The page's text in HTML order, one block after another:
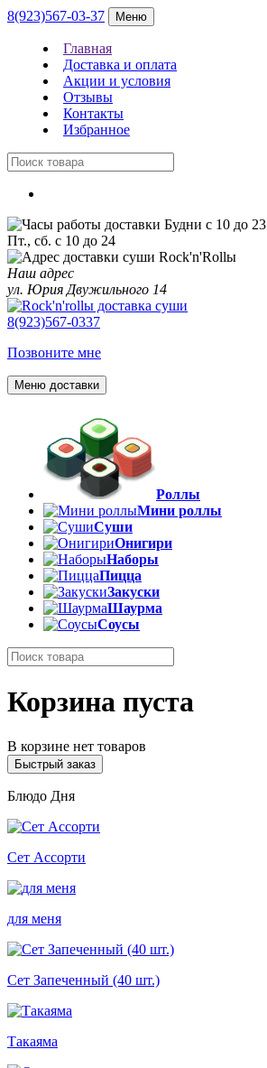
8(923)567-03-37 Меню
Главная
Доставка и оплата
Акции и условия
Отзывы
Контакты
Избранное
Будни с 10 до 23
Пт., сб. с 10 до 24
Наш адрес
ул. Юрия Двужильного 14
8(923)567-0337
Позвоните мне
Меню доставки
Роллы
Мини роллы
Суши
Онигири
Наборы
Пицца
Закуски
Шаурма
Соусы
Корзина пуста
В корзине нет товаров
Быстрый заказ
Блюдо Дня
Cет Ассорти
для меня
Сет Запеченный (40 шт.)
Такаяма